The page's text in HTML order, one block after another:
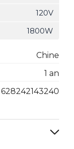
120V
1800W
Chine
1 an
628242143240